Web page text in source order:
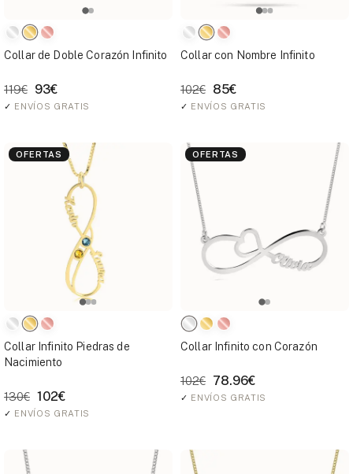
Collar de Doble Corazón Infinito
119€ 93€
✓ ENVÍOS GRATIS
Collar con Nombre Infinito
102€ 85€
✓ ENVÍOS GRATIS
OFERTAS
Collar Infinito Piedras de
Nacimiento
130€ 102€
✓ ENVÍOS GRATIS
OFERTAS
Collar Infinito con Corazón
102€ 78.96€
✓ ENVÍOS GRATIS